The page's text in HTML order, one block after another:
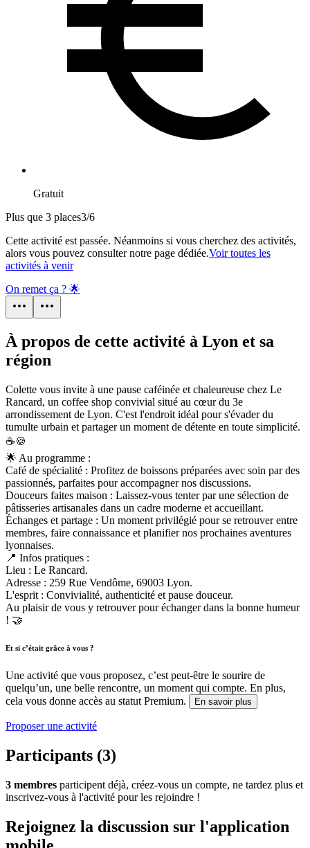
Gratuit
Plus que 3 places3/6
Cette activité est passée. Néanmoins si vous cherchez des activités,
alors vous pouvez consulter notre page dédiée.Voir toutes les
activités à venir
On remet ça ? 🌟
À propos de cette activité à Lyon et sa
région
Colette vous invite à une pause caféinée et chaleureuse chez Le
Rancard, un coffee shop convivial situé au cœur du 3e
arrondissement de Lyon. C'est l'endroit idéal pour s'évader du
tumulte urbain et partager un moment de détente en toute simplicité.
☕🍪
🌟 Au programme :
Café de spécialité : Profitez de boissons préparées avec soin par des
passionnés, parfaites pour accompagner nos discussions.
Douceurs faites maison : Laissez-vous tenter par une sélection de
pâtisseries artisanales dans un cadre moderne et accueillant.
Échanges et partage : Un moment privilégié pour se retrouver entre
membres, faire connaissance et planifier nos prochaines aventures
lyonnaises.
📍 Infos pratiques :
Lieu : Le Rancard.
Adresse : 259 Rue Vendôme, 69003 Lyon.
L'esprit : Convivialité, authenticité et pause douceur.
Au plaisir de vous y retrouver pour échanger dans la bonne humeur
! 🤝
Et si c’était grâce à vous ?
Une activité que vous proposez, c’est peut-être le sourire de
quelqu’un, une belle rencontre, un moment qui compte. En plus,
cela vous donne accès au statut Premium.
En savoir plus
Proposer une activité
Participants (3)
3 membres participent déjà, créez-vous un compte, ne tardez plus et
inscrivez-vous à l'activité pour les rejoindre !
Rejoignez la discussion sur l'application